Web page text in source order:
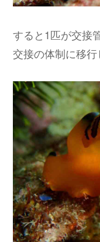
すると1匹が交接
交接の体制に移